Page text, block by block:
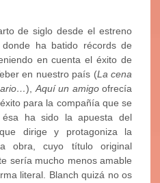
de siglo desde el estreno
ha batido récords de
en cuenta el éxito de
en nuestro país (La cena
),Aquí un amigoofrecía
para la compañía que se
ha sido la apuesta del
dirige y protagoniza la
obra, cuyo título original
sería mucho menos amable
literal. Blanch quizá no os